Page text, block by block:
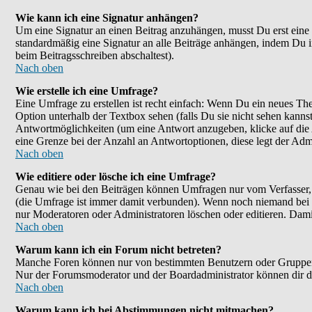
Wie kann ich eine Signatur anhängen?
Um eine Signatur an einen Beitrag anzuhängen, musst Du erst
standardmäßig eine Signatur an alle Beiträge anhängen, indem
beim Beitragsschreiben abschaltest).
Nach oben
Wie erstelle ich eine Umfrage?
Eine Umfrage zu erstellen ist recht einfach: Wenn Du ein neues
Option unterhalb der Textbox sehen (falls Du sie nicht sehen
Antwortmöglichkeiten (um eine Antwort anzugeben, klicke auf die
eine Grenze bei der Anzahl an Antwortoptionen, diese legt der
Nach oben
Wie editiere oder lösche ich eine Umfrage?
Genau wie bei den Beiträgen können Umfragen nur vom
(die Umfrage ist immer damit verbunden). Wenn noch niemand
nur Moderatoren oder Administratoren löschen oder editieren.
Nach oben
Warum kann ich ein Forum nicht betreten?
Manche Foren können nur von bestimmten Benutzern oder
Nur der Forumsmoderator und der Boardadministrator können dir
Nach oben